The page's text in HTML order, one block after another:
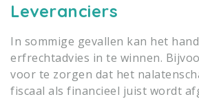
Leveranciers
In sommige gevallen kan het
erfrechtadvies in te winnen.
voor te zorgen dat het
fiscaal als financieel juist wordt